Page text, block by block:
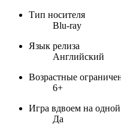
Тип носителя
Blu-ray
Язык релиза
Английский
Возрастные
6+
Игра вдвоем на
Да